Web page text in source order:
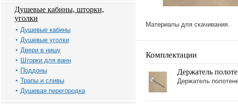
Душевые кабины, шторки,
уголки
Душевые кабины
Душевые уголки
Двери в нишу
Шторки для ванн
Поддоны
Трапы и сливы
Душевая перегородка
Материалы для скачивания.
Комплектации
Держатель
Держатель